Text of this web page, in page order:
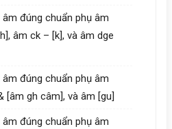
đúng chuẩn phụ âm
âm ck – [k], và âm dge
đúng chuẩn phụ âm
[âm gh câm], và âm [gu]
đúng chuẩn phụ âm